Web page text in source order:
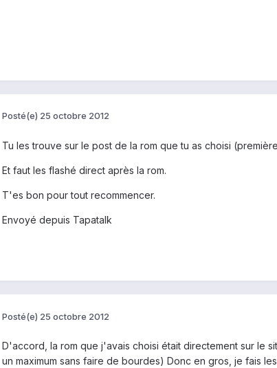
Posté(e) 25 octobre 2012
Tu les trouve sur le post de la rom que tu as choisi
Et faut les flashé direct après la rom.
T'es bon pour tout recommencer.
Envoyé depuis Tapatalk
Posté(e) 25 octobre 2012
D'accord, la rom que j'avais choisi était directement sur le
un maximum sans faire de bourdes) Donc en gros, je fais